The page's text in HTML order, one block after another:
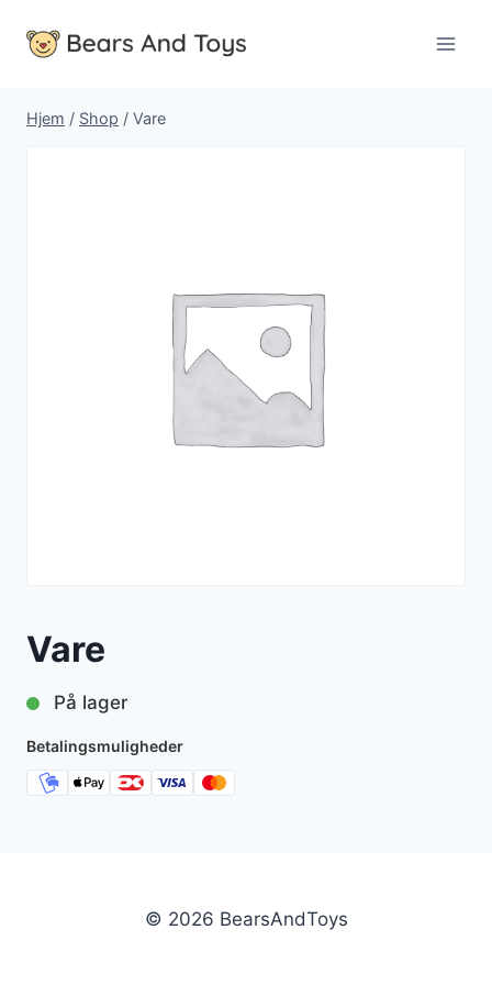
Hjem / Shop / Vare
Vare
På lager
Betalingsmuligheder
© 2026 BearsAndToys